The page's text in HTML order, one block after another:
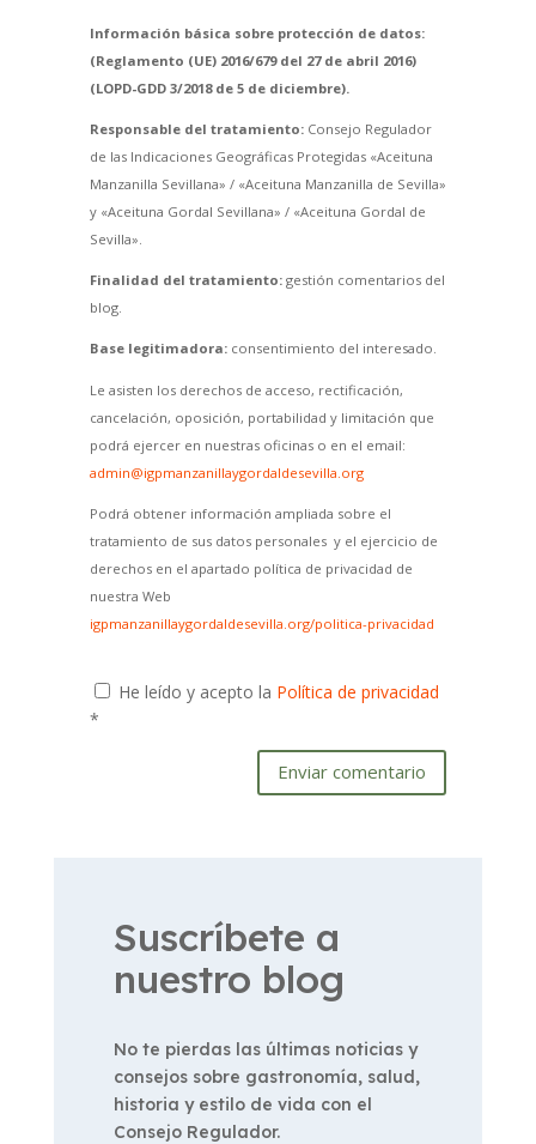
Información básica sobre protección de datos:
(Reglamento (UE) 2016/679 del 27 de abril 2016)
(LOPD-GDD 3/2018 de 5 de diciembre).
Responsable del tratamiento:Consejo Regulador
de las Indicaciones Geográficas Protegidas «Aceituna
Manzanilla Sevillana» / «Aceituna Manzanilla de Sevilla»
y «Aceituna Gordal Sevillana» / «Aceituna Gordal de
Sevilla».
Finalidad del tratamiento:gestión comentarios del
blog.
Base legitimadora:consentimiento del interesado.
Le asisten los derechos de acceso, rectificación,
cancelación, oposición, portabilidad y limitación que
podrá ejercer en nuestras oficinas o en el email:
admin@igpmanzanillaygordaldesevilla.org
Podrá obtener información ampliada sobre el
tratamiento de sus datos personales y el ejercicio de
derechos en el apartado política de privacidad de
nuestra Web
igpmanzanillaygordaldesevilla.org/politica-privacidad
He leído y acepto la Política de privacidad
*
Enviar comentario
Suscríbete a
nuestro blog
No te pierdas las últimas noticias y
consejos sobre gastronomía, salud,
historia y estilo de vida con el
Consejo Regulador.